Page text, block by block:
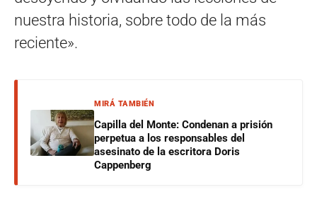
nuestra historia, sobre todo de la más
reciente».
MIRÁ TAMBIÉN
Capilla del Monte: Condenan a prisión
perpetua a los responsables del
asesinato de la escritora Doris
Cappenberg